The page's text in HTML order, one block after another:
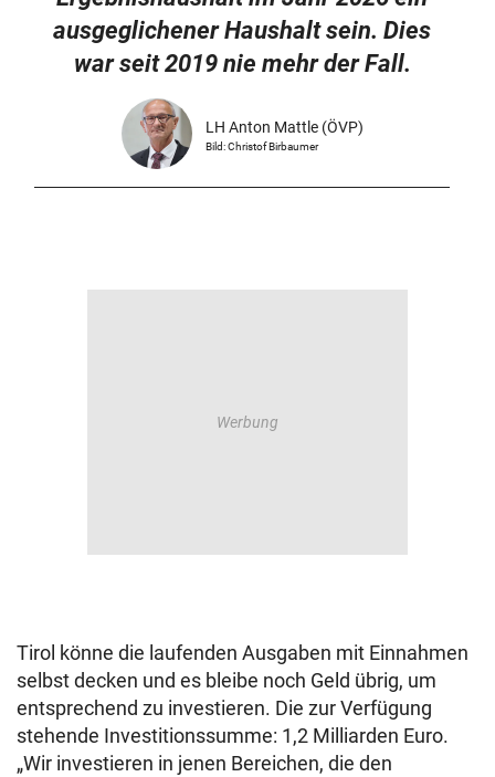
ausgeglichener Haushalt sein. Dies
war seit 2019 nie mehr der Fall.
LH Anton Mattle (ÖVP)
Bild: Christof Birbaumer
Tirol könne die laufenden Ausgaben mit Einnahmen
selbst decken und es bleibe noch Geld übrig, um
entsprechend zu investieren. Die zur Verfügung
stehende Investitionssumme: 1,2 Milliarden Euro.
„Wir investieren in jenen Bereichen, die den